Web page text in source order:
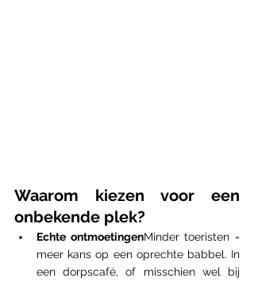
Waarom kiezen voor een
onbekende plek?
Echte ontmoetingenMinder toeristen =
meer kans op een oprechte babbel. In
een dorpscafé, of misschien wel bij